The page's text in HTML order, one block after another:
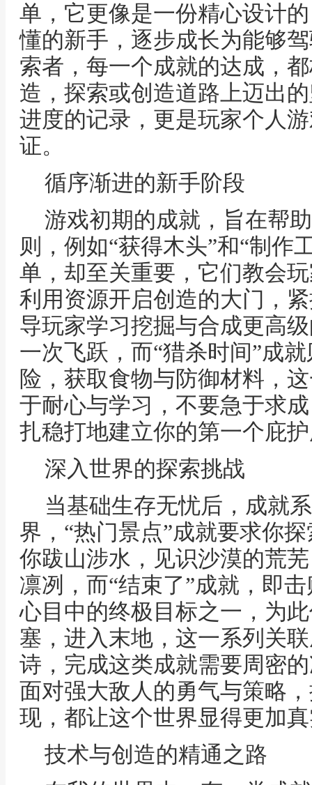
单，它更像是一份精心设计
懂的新手，逐步成长为能够
索者，每一个成就的达成，
造，探索或创造道路上迈出
进度的记录，更是玩家个人
证。
循序渐进的新手阶段
游戏初期的成就，旨在帮
则，例如“获得木头”和“制作
单，却至关重要，它们教会
利用资源开启创造的大门，
导玩家学习挖掘与合成更高
一次飞跃，而“猎杀时间”成
险，获取食物与防御材料，
于耐心与学习，不要急于求
扎稳打地建立你的第一个庇
深入世界的探索挑战
当基础生存无忧后，成就
界，“热门景点”成就要求你
你跋山涉水，见识沙漠的荒
凛冽，而“结束了”成就，即
心目中的终极目标之一，为
塞，进入末地，这一系列关
诗，完成这类成就需要周密
面对强大敌人的勇气与策略
现，都让这个世界显得更加
技术与创造的精通之路